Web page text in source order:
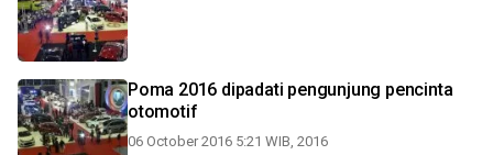
Poma 2016 dipadati pengunjung pencinta
otomotif
06 October 2016 5:21 WIB, 2016